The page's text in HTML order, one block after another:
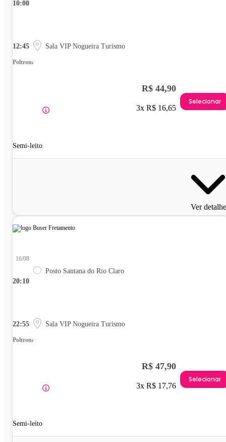
10:00
12:45 Sala VIP Nogueira Turismo
Poltrona
Semi-leito
R$ 44,90
3x R$ 16,65
Selecionar
Ver
20:10
16/08
Posto Santana do Rio Claro
22:55 Sala VIP Nogueira Turismo
Poltrona
Semi-leito
R$ 47,90
3x R$ 17,76
Selecionar